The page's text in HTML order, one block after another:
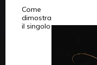
Come
dimostra
il singolo